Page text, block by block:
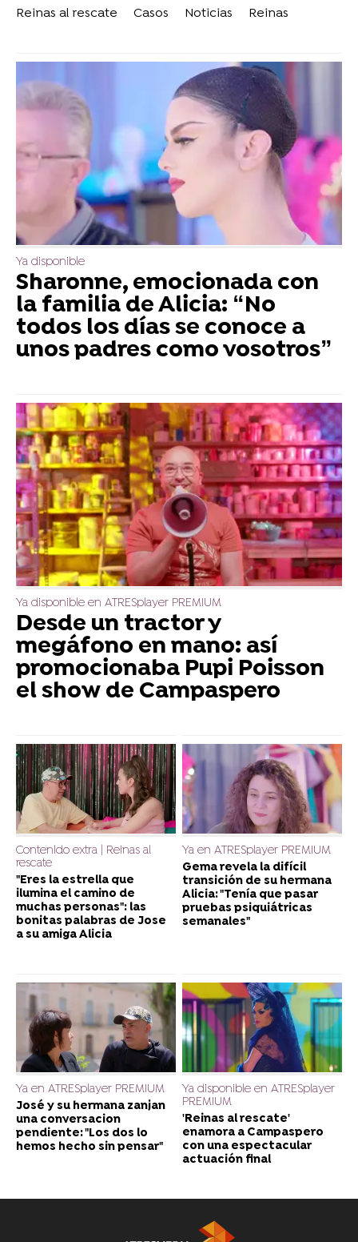
Reinas al rescate Casos Noticias Reinas
Ya disponible
Sharonne, emocionada con
la familia de Alicia: “No
todos los días se conoce a
unos padres como vosotros”
Ya disponible en ATRESplayer PREMIUM
Desde un tractor y
megáfono en mano: así
promocionaba Pupi Poisson
el show de Campaspero
Contenido extra | Reinas al
rescate
"Eres la estrella que
ilumina el camino de
muchas personas": las
bonitas palabras de Jose
a su amiga Alicia
Ya en ATRESplayer PREMIUM
Gema revela la difícil
transición de su hermana
Alicia: "Tenía que pasar
pruebas psiquiátricas
semanales"
Ya en ATRESplayer PREMIUM
José y su hermana zanjan
una conversacion
pendiente: "Los dos lo
hemos hecho sin pensar"
Ya disponible en ATRESplayer
PREMIUM
'Reinas al rescate'
enamora a Campaspero
con una espectacular
actuación final